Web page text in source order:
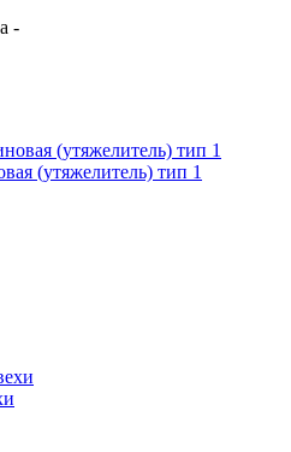
-
(утяжелитель) тип 1